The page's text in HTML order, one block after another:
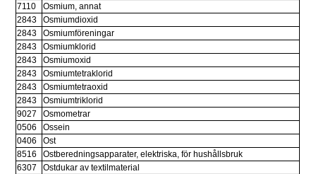
7110
Osmium, annat
2843
Osmiumdioxid
2843
Osmiumföreningar
2843
Osmiumklorid
2843
Osmiumoxid
2843
Osmiumtetraklorid
2843
Osmiumtetraoxid
2843
Osmiumtriklorid
9027
Osmometrar
0506
Ossein
0406
Ost
8516
Ostberedningsapparater, elektriska, för hushållsbruk
6307
Ostdukar av textilmaterial